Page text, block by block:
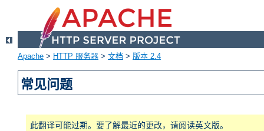
Apache > HTTP 服务器 > 文档 > 版本 2.4
常见问题
此翻译可能过期。要了解最近的更改，请阅读英文版。